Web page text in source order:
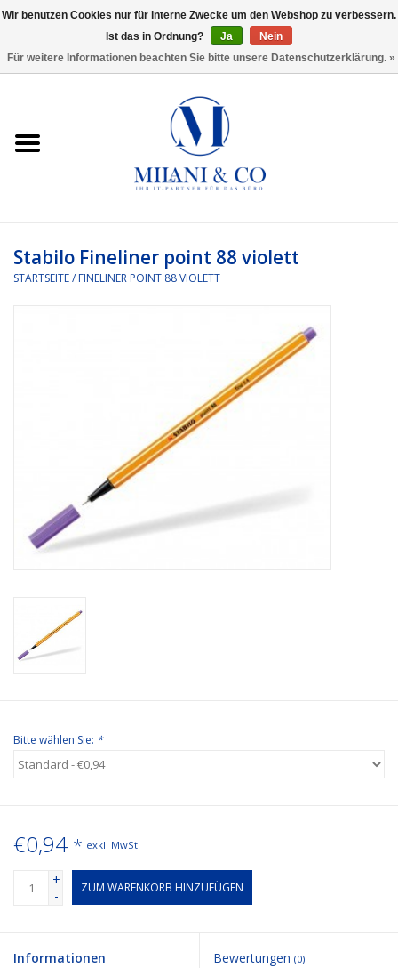
Bürobedarf
Ordnen und Registrieren
Rund um den Schreibtisch
Druckerzubehör
Büroeinrichtung
Stabilo Fineliner point 88 violett
STARTSEITE/ FINELINER POINT 88 VIOLETT
Bitte wählen Sie: *
€0,94 * exkl. MwSt.
+
-
ZUM WARENKORB HINZUFÜGEN
Informationen Bewertungen (0)
Wir benutzen Cookies nur für interne Zwecke um den Webshop zu verbessern.
Ist das in Ordnung?
Ja
Nein
Für weitere Informationen beachten Sie bitte unsere Datenschutzerklärung. »